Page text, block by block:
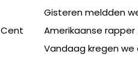
Gisteren meldden
Amerikaanse
Vandaag kregen we